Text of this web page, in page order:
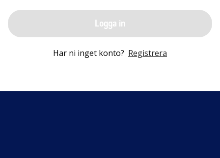
Logga in
Har ni inget konto? Registrera